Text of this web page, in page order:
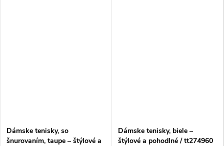
Dámske tenisky, so
šnurovaním, taupe – štýlové a
Dámske tenisky, biele –
štýlové a pohodlné / tt274960